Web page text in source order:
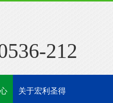
212
关于宏利圣得